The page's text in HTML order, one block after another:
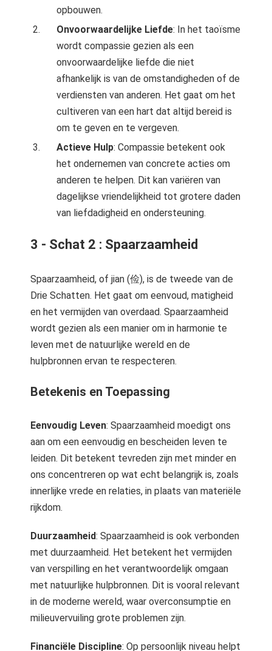
opbouwen.
Onvoorwaardelijke Liefde: In het taoïsme
wordt compassie gezien als een
onvoorwaardelijke liefde die niet
afhankelijk is van de omstandigheden of de
verdiensten van anderen. Het gaat om het
cultiveren van een hart dat altijd bereid is
om te geven en te vergeven.
Actieve Hulp: Compassie betekent ook
het ondernemen van concrete acties om
anderen te helpen. Dit kan variëren van
dagelijkse vriendelijkheid tot grotere daden
van liefdadigheid en ondersteuning.
3 - Schat 2 : Spaarzaamheid
Spaarzaamheid, of jian (俭), is de tweede van de
Drie Schatten. Het gaat om eenvoud, matigheid
en het vermijden van overdaad. Spaarzaamheid
wordt gezien als een manier om in harmonie te
leven met de natuurlijke wereld en de
hulpbronnen ervan te respecteren.
Betekenis en Toepassing
Eenvoudig Leven: Spaarzaamheid moedigt ons
aan om een eenvoudig en bescheiden leven te
leiden. Dit betekent tevreden zijn met minder en
ons concentreren op wat echt belangrijk is, zoals
innerlijke vrede en relaties, in plaats van materiële
rijkdom.
Duurzaamheid: Spaarzaamheid is ook verbonden
met duurzaamheid. Het betekent het vermijden
van verspilling en het verantwoordelijk omgaan
met natuurlijke hulpbronnen. Dit is vooral relevant
in de moderne wereld, waar overconsumptie en
milieuvervuiling grote problemen zijn.
Financiële Discipline: Op persoonlijk niveau helpt